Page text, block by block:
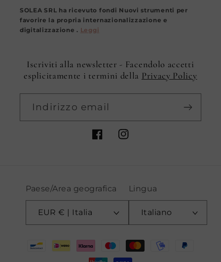
SOLEA SRL ha ricevuto fondi Nuovi strumenti per
favorire la propria internazionalizzazione e
digitalizzazione . Leggi
Iscriviti alla newsletter - Facendolo accetti
esplicitamente i termini della Privacy Policy
Indirizzo email
FacebookInstagram
Paese/Area geografica
EUR € | Italia
Lingua
Italiano
Metodi